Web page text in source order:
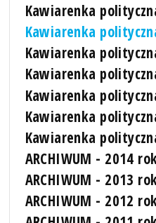
Kawiarenka
Kawiarenka
Kawiarenka
Kawiarenka
Kawiarenka
Kawiarenka
Kawiarenka
ARCHIWUM - 2014
ARCHIWUM - 2013
ARCHIWUM - 2012